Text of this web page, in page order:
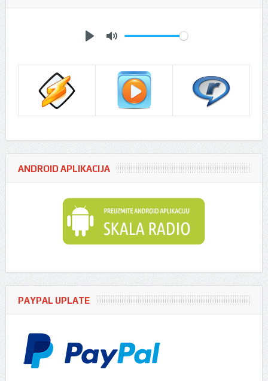
ANDROID APLIKACIJA
PAYPAL UPLATE